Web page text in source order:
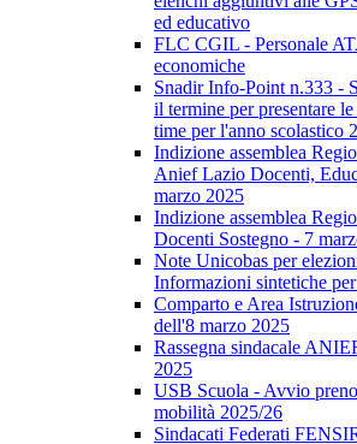
ed educativo
FLC CGIL - Personale
economiche
Snadir Info-Point n.333 -
il termine per presentare
time per l'anno scolastico
Indizione assemblea
Anief Lazio Docenti,
marzo 2025
Indizione assemblea
Docenti Sostegno - 7
Note Unicobas per
Informazioni sintetiche
Comparto e Area
dell'8 marzo 2025
Rassegna sindacale
2025
USB Scuola - Avvio
mobilità 2025/26
Sindacati Federati